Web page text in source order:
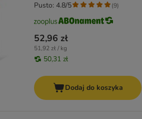
52,96 zł
51,92 zł / kg
50,31 zł
Pusto: 4.8/5 (9)
Dodaj do koszyka